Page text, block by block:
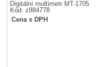
Digitální multimetr MT-1705
Kód: z884778
Cena s DPH